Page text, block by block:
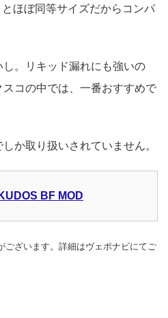
ほぼ同等サイズだからコンパ
。リキッド漏れにも強いの
コの中では、一番おすすめで
か取り扱いされていません。
BF MOD
ざいます。詳細はヴェポナビにてご